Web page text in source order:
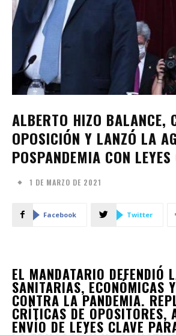
ALBERTO HIZO BALANCE,
OPOSICIÓN Y LANZÓ LA
POSPANDEMIA CON LEYES
1 DE MARZO DE 2021
Facebook Twitter
EL MANDATARIO DEFENDIÓ
SANITARIAS, ECONÓMICAS
CONTRA LA PANDEMIA.
CRÍTICAS DE OPOSITORES,
ENVÍO DE LEYES CLAVE